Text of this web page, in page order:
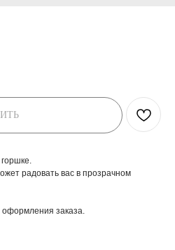
радовать вас в прозрачном
оформления заказа.